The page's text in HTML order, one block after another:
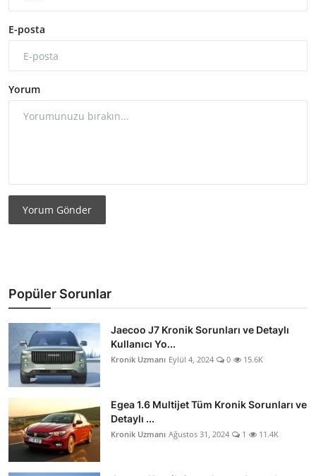
E-posta
Yorum
Yorum Gönder
Popüler Sorunlar
Jaecoo J7 Kronik Sorunları ve Detaylı
Kullanıcı Yo...
Kronik Uzmanı Eylül 4, 2024 0 15.6K
Egea 1.6 Multijet Tüm Kronik Sorunları ve
Detaylı ...
Kronik Uzmanı Ağustos 31, 2024 1 11.4K